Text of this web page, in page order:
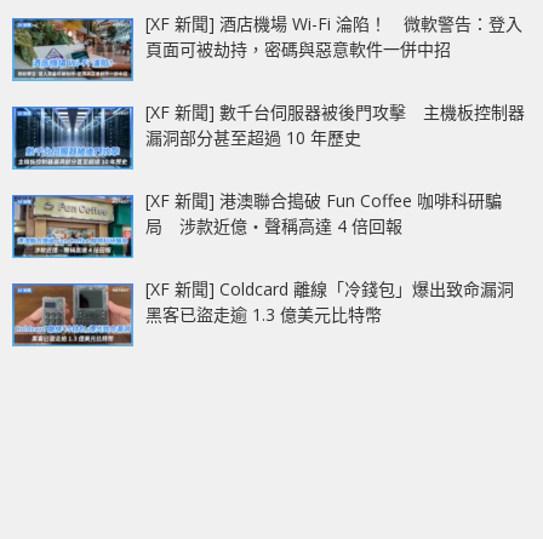
[XF 新聞] 酒店機場 Wi-Fi 淪陷！ 微軟警告：登入
頁面可被劫持，密碼與惡意軟件一併中招
[XF 新聞] 數千台伺服器被後門攻擊 主機板控制器
漏洞部分甚至超過 10 年歷史
[XF 新聞] 港澳聯合搗破 Fun Coffee 咖啡科研騙
局 涉款近億‧聲稱高達 4 倍回報
[XF 新聞] Coldcard 離線「冷錢包」爆出致命漏洞
黑客已盜走逾 1.3 億美元比特幣